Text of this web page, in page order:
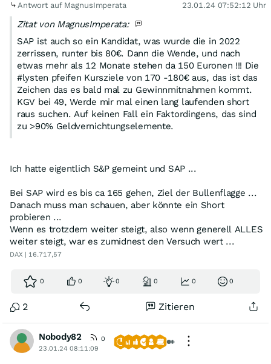
Antwort auf MagnusImperata 23.01.24 07:52:12 Uhr
Zitat von MagnusImperata:
SAP ist auch so ein Kandidat, was wurde die in 2022
zerrissen, runter bis 80€. Dann die Wende, und nach
etwas mehr als 12 Monate stehen da 150 Euronen !!! Die
#lysten pfeifen Kursziele von 170 -180€ aus, das ist das
Zeichen das es bald mal zu Gewinnmitnahmen kommt.
KGV bei 49, Werde mir mal einen lang laufenden short
raus suchen. Auf keinen Fall ein Faktordingens, das sind
zu >90% Geldvernichtungselemente.
Ich hatte eigentlich S&P gemeint und SAP ...
Bei SAP wird es bis ca 165 gehen, Ziel der Bullenflagge ...
Danach muss man schauen, aber könnte ein Short
probieren ...
Wenn es trotzdem weiter steigt, also wenn generell ALLES
weiter steigt, war es zumidnest den Versuch wert ...
DAX | 16.717,57
0 0 0 0 0 0
2 Zitieren
Nobody82
0
23.01.24 08:11:09